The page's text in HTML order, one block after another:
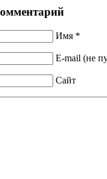
Имя *
E-mail (не
Сайт